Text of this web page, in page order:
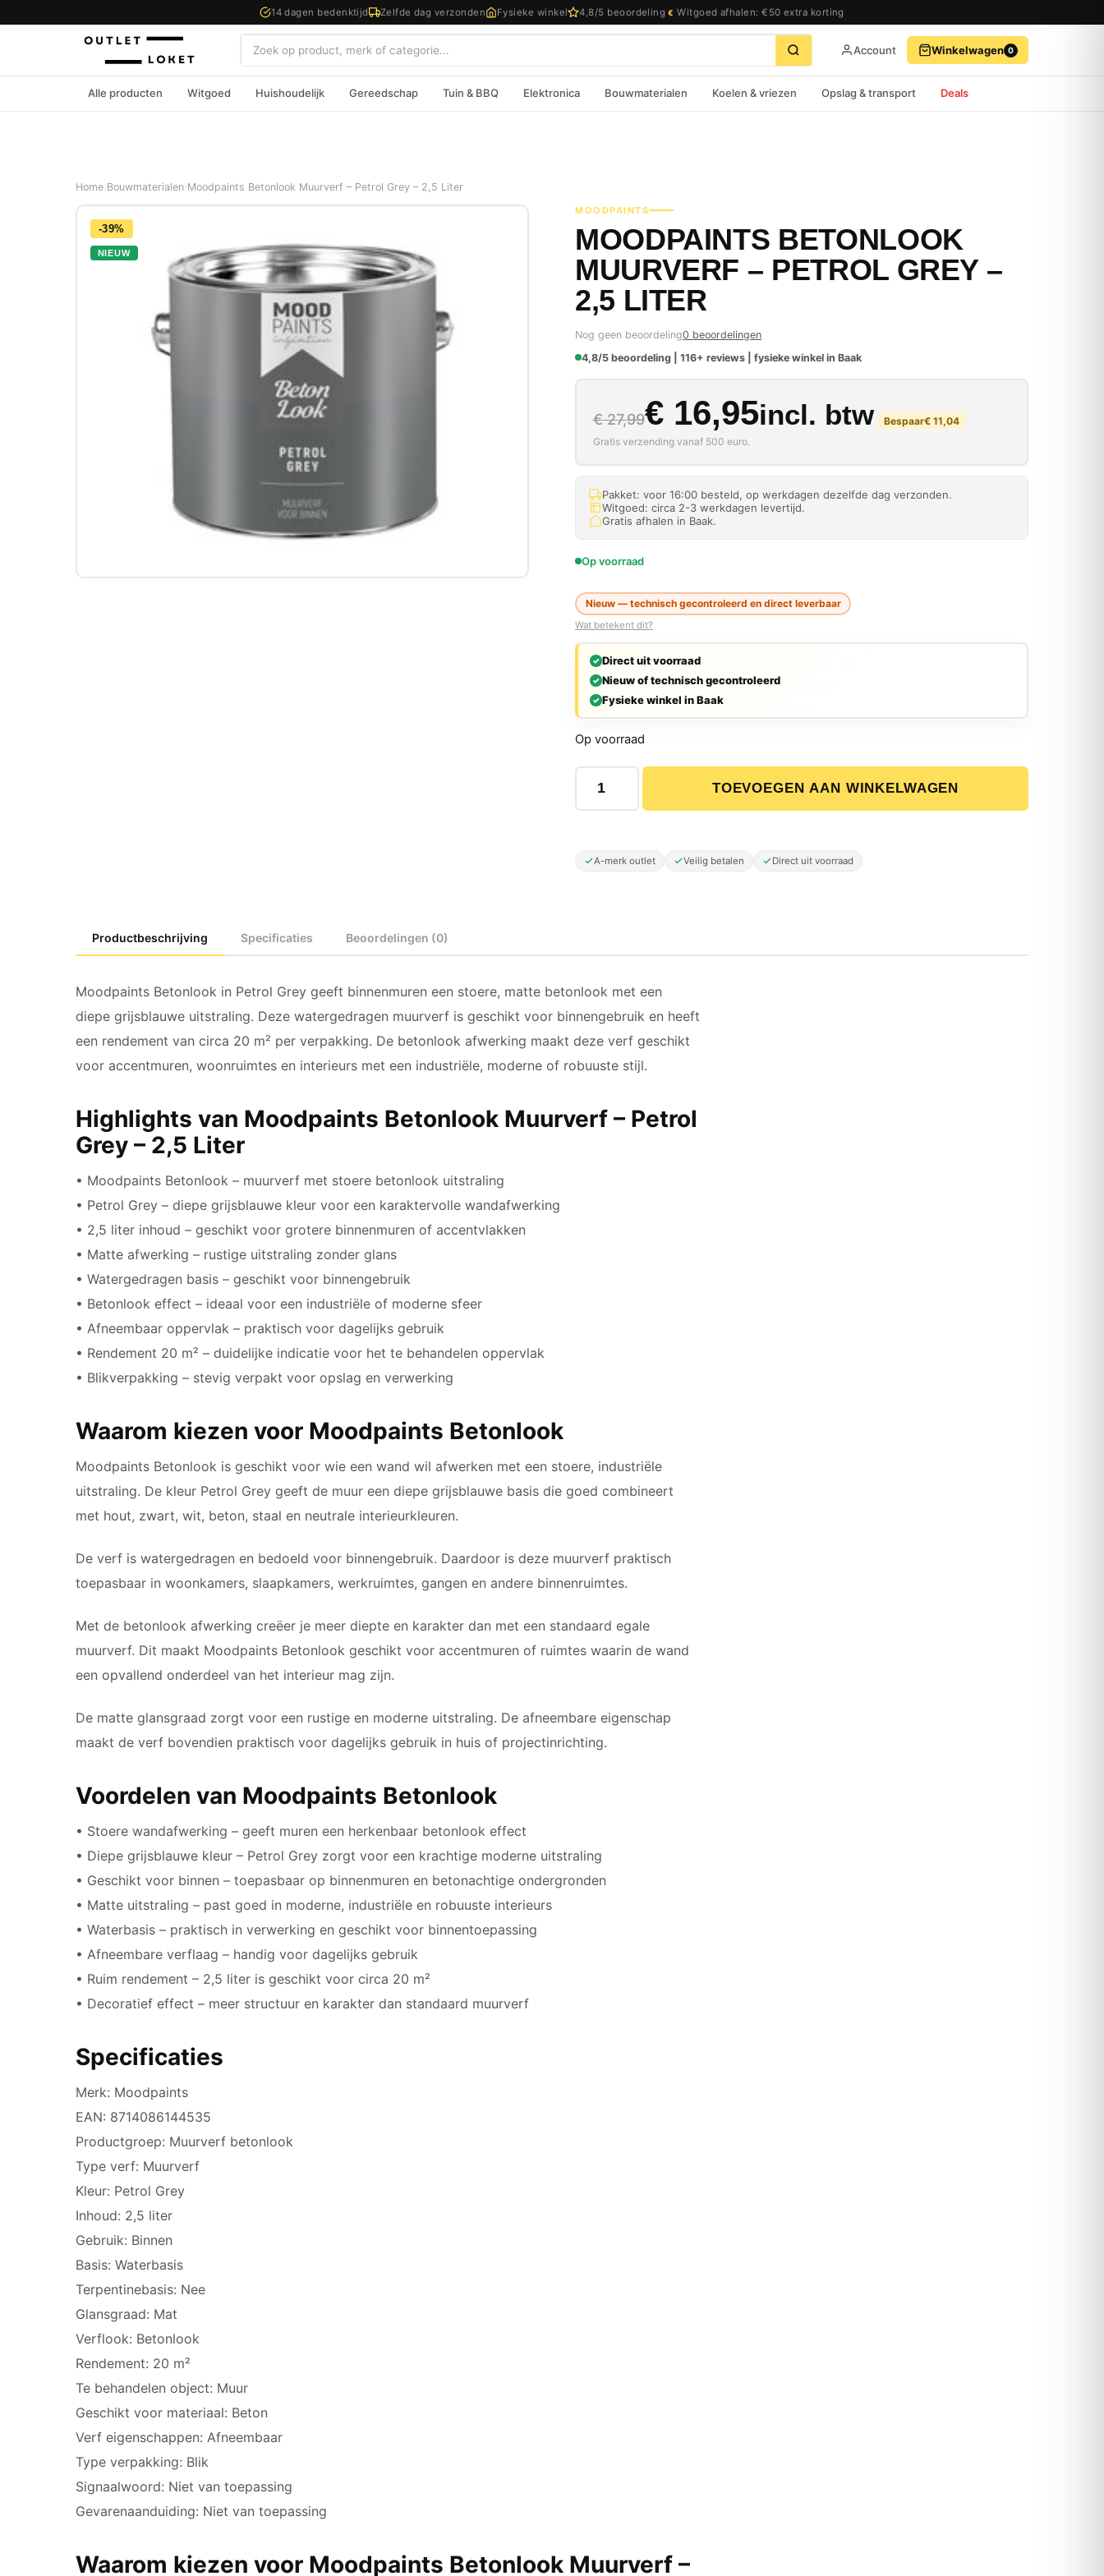
14 dagen bedenktijd Zelfde dag verzonden Fysieke winkel 4,8/5 beoordeling € Witgoed afhalen: €50 extra korting
Zoeken Account Winkelwagen 0
Alle producten Witgoed Huishoudelijk Gereedschap Tuin & BBQ Elektronica Bouwmaterialen Koelen & vriezen Opslag & transport Deals
Home Bouwmaterialen Moodpaints Betonlook Muurverf – Petrol Grey – 2,5 Liter
-39%
NIEUW
MOODPAINTS
MOODPAINTS BETONLOOK
MUURVERF – PETROL GREY –
2,5 LITER
Nog geen beoordeling0 beoordelingen
4,8/5 beoordeling | 116+ reviews | fysieke winkel in Baak
€27,99
Oorspronkelijke prijs was: €
€16,95
Huidige prijs is: € 16,95.
incl. btw Bespaar€11,04
Gratis verzending vanaf 500 euro.
Pakket: voor 16:00 besteld, op werkdagen dezelfde dag verzonden.
Witgoed: circa 2-3 werkdagen levertijd.
Gratis afhalen in Baak.
Op voorraad
Nieuw — technisch gecontroleerd en direct leverbaar
Wat betekent dit?
Direct uit voorraad
Nieuw of technisch gecontroleerd
Fysieke winkel in Baak
Op voorraad
Moodpaints Betonlook Muurverf - Petrol Grey - 2,5 Liter aantal
TOEVOEGEN AAN WINKELWAGEN
A-merk outlet Veilig betalen Direct uit voorraad
Productbeschrijving Specificaties Beoordelingen (0)
Moodpaints Betonlook in Petrol Grey geeft binnenmuren een stoere, matte betonlook met een
diepe grijsblauwe uitstraling. Deze watergedragen muurverf is geschikt voor binnengebruik en heeft
een rendement van circa 20 m² per verpakking. De betonlook afwerking maakt deze verf geschikt
voor accentmuren, woonruimtes en interieurs met een industriële, moderne of robuuste stijl.
Highlights van Moodpaints Betonlook Muurverf – Petrol
Grey – 2,5 Liter
• Moodpaints Betonlook – muurverf met stoere betonlook uitstraling
• Petrol Grey – diepe grijsblauwe kleur voor een karaktervolle wandafwerking
• 2,5 liter inhoud – geschikt voor grotere binnenmuren of accentvlakken
• Matte afwerking – rustige uitstraling zonder glans
• Watergedragen basis – geschikt voor binnengebruik
• Betonlook effect – ideaal voor een industriële of moderne sfeer
• Afneembaar oppervlak – praktisch voor dagelijks gebruik
• Rendement 20 m² – duidelijke indicatie voor het te behandelen oppervlak
• Blikverpakking – stevig verpakt voor opslag en verwerking
Waarom kiezen voor Moodpaints Betonlook
Moodpaints Betonlook is geschikt voor wie een wand wil afwerken met een stoere, industriële
uitstraling. De kleur Petrol Grey geeft de muur een diepe grijsblauwe basis die goed combineert
met hout, zwart, wit, beton, staal en neutrale interieurkleuren.
De verf is watergedragen en bedoeld voor binnengebruik. Daardoor is deze muurverf praktisch
toepasbaar in woonkamers, slaapkamers, werkruimtes, gangen en andere binnenruimtes.
Met de betonlook afwerking creëer je meer diepte en karakter dan met een standaard egale
muurverf. Dit maakt Moodpaints Betonlook geschikt voor accentmuren of ruimtes waarin de wand
een opvallend onderdeel van het interieur mag zijn.
De matte glansgraad zorgt voor een rustige en moderne uitstraling. De afneembare eigenschap
maakt de verf bovendien praktisch voor dagelijks gebruik in huis of projectinrichting.
Voordelen van Moodpaints Betonlook
• Stoere wandafwerking – geeft muren een herkenbaar betonlook effect
• Diepe grijsblauwe kleur – Petrol Grey zorgt voor een krachtige moderne uitstraling
• Geschikt voor binnen – toepasbaar op binnenmuren en betonachtige ondergronden
• Matte uitstraling – past goed in moderne, industriële en robuuste interieurs
• Waterbasis – praktisch in verwerking en geschikt voor binnentoepassing
• Afneembare verflaag – handig voor dagelijks gebruik
• Ruim rendement – 2,5 liter is geschikt voor circa 20 m²
• Decoratief effect – meer structuur en karakter dan standaard muurverf
Specificaties
Merk: Moodpaints
EAN: 8714086144535
Productgroep: Muurverf betonlook
Type verf: Muurverf
Kleur: Petrol Grey
Inhoud: 2,5 liter
Gebruik: Binnen
Basis: Waterbasis
Terpentinebasis: Nee
Glansgraad: Mat
Verflook: Betonlook
Rendement: 20 m²
Te behandelen object: Muur
Geschikt voor materiaal: Beton
Verf eigenschappen: Afneembaar
Type verpakking: Blik
Signaalwoord: Niet van toepassing
Gevarenaanduiding: Niet van toepassing
Waarom kiezen voor Moodpaints Betonlook Muurverf –
BEKIJK WINKELWAGEN AFREKENEN